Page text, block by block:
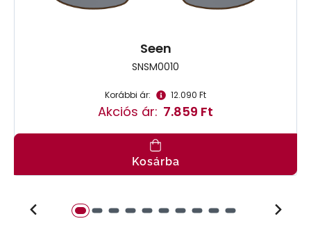
Seen
SNSM0010
Korábbi ár: 12.090 Ft
Akciós ár: 7.859 Ft
Kosárba